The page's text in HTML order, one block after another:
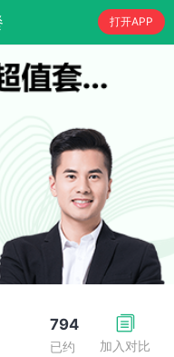
打开APP
加入对比
794
已约